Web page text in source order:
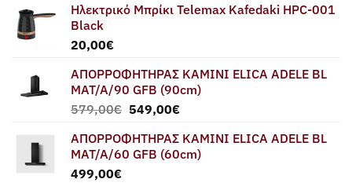
Ηλεκτρικό Μπρίκι Telemax Kafedaki HPC-001
Black
20,00€
ΑΠΟΡΡΟΦΗΤΗΡΑΣ ΚΑΜΙΝΙ ELICA ADELE BL
MAT/A/90 GFB (90cm)
579,00€ Original
was:
579,00€.
549,00€Η
τιμή
είναι:
ΑΠΟΡΡΟΦΗΤΗΡΑΣ ΚΑΜΙΝΙ ELICA ADELE BL
MAT/A/60 GFB (60cm)
499,00€